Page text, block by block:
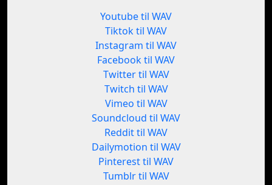
Youtube til WAV
Tiktok til WAV
Instagram til WAV
Facebook til WAV
Twitter til WAV
Twitch til WAV
Vimeo til WAV
Soundcloud til WAV
Reddit til WAV
Dailymotion til WAV
Pinterest til WAV
Tumblr til WAV